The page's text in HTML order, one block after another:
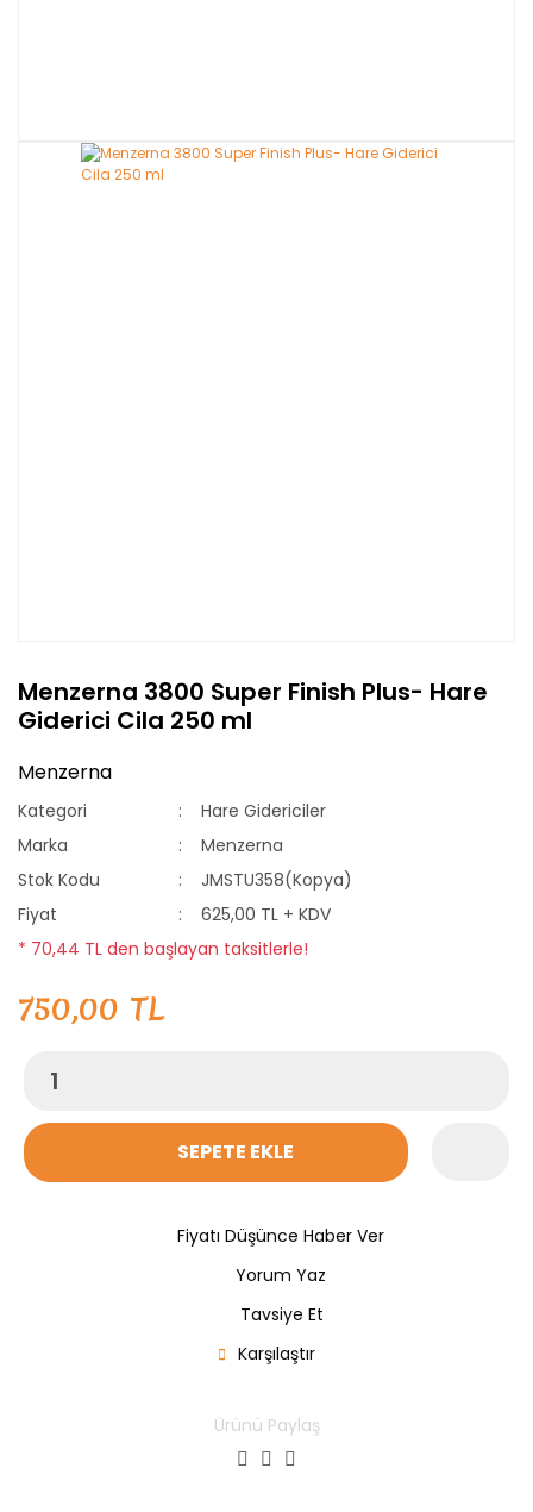
Menzerna 3800 Super Finish Plus- Hare
Giderici Cila 250 ml
Menzerna
Kategori
Hare Gidericiler
Marka
Menzerna
Stok Kodu
JMSTU358(Kopya)
Fiyat
625,00 TL + KDV
* 70,44 TL den başlayan taksitlerle!
750,00 TL
SEPETE EKLE
Fiyatı Düşünce Haber Ver
Yorum Yaz
Tavsiye Et
Karşılaştır
Ürünü Paylaş